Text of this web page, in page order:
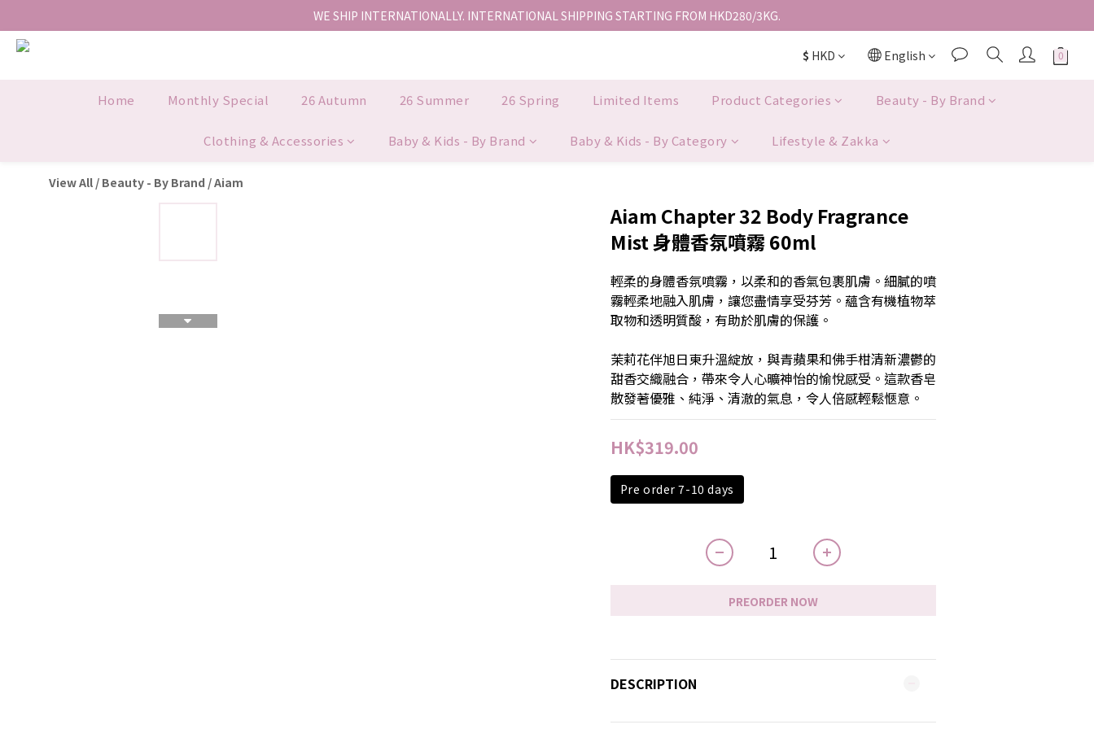
香港地區全店免運。免運費適用於香港順豐站、營業點或智能櫃取件。
WE SHIP INTERNATIONALLY. INTERNATIONAL SHIPPING STARTING FROM HKD280/3KG.
$ HKD English
Home Monthly Special 26 Autumn 26 Summer 26 Spring Limited Items Product Categories Beauty - By Brand
Clothing & Accessories Baby & Kids - By Brand Baby & Kids - By Category Lifestyle & Zakka
View All / Beauty - By Brand /Aiam
Aiam Chapter 32 Body Fragrance
Mist 身體香氛噴霧 60ml
輕柔的身體香氛噴霧，以柔和的香氣包裹肌膚。細膩的噴
霧輕柔地融入肌膚，讓您盡情享受芬芳。蘊含有機植物萃
取物和透明質酸，有助於肌膚的保護。
茉莉花伴旭日東升溫綻放，與青蘋果和佛手柑清新濃鬱的
甜香交織融合，帶來令人心曠神怡的愉悅感受。這款香皂
散發著優雅、純淨、清澈的氣息，令人倍感輕鬆愜意。
HK$319.00
Pre order 7-10 days
PREORDER NOW
DESCRIPTION